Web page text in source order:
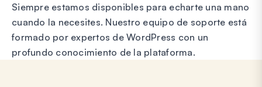
Siempre estamos disponibles para echarte una mano
cuando la necesites. Nuestro equipo de soporte está
formado por expertos de WordPress con un
profundo conocimiento de la plataforma.